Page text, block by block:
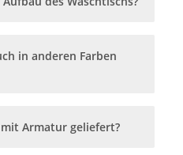
in anderen Farben
Armatur geliefert?